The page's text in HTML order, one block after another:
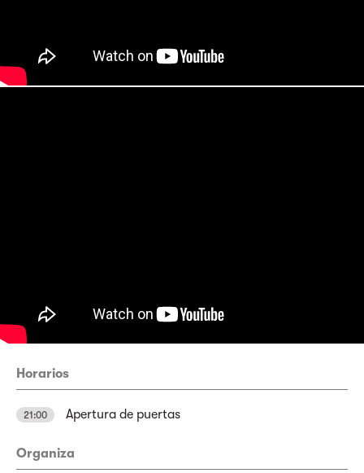
Horarios
21:00 Apertura de puertas
Organiza